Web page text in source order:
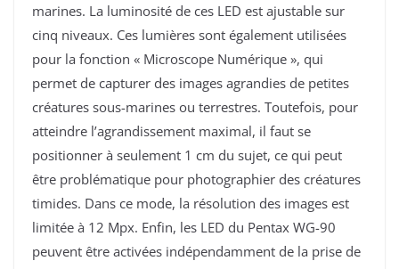
marines. La luminosité de ces LED est ajustable sur
cinq niveaux. Ces lumières sont également utilisées
pour la fonction « Microscope Numérique », qui
permet de capturer des images agrandies de petites
créatures sous-marines ou terrestres. Toutefois, pour
atteindre l’agrandissement maximal, il faut se
positionner à seulement 1 cm du sujet, ce qui peut
être problématique pour photographier des créatures
timides. Dans ce mode, la résolution des images est
limitée à 12 Mpx. Enfin, les LED du Pentax WG-90
peuvent être activées indépendamment de la prise de